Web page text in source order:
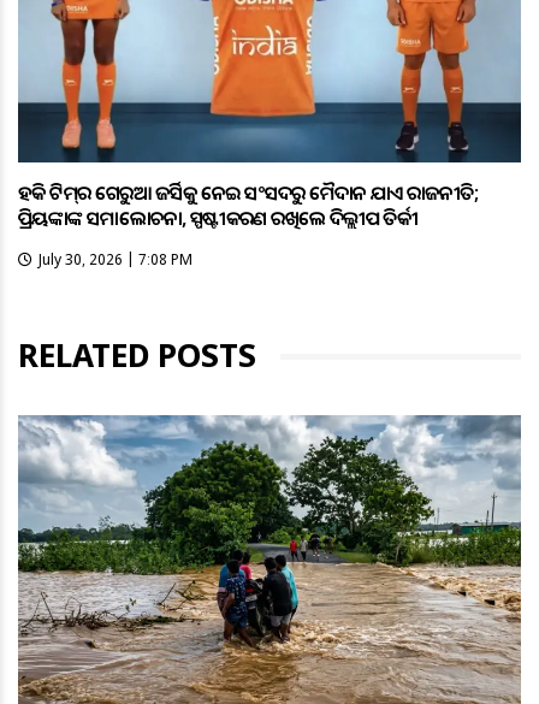
ହକି ଟିମ୍‌ର ଗେରୁଆ ଜର୍ସିକୁ ନେଇ ସଂସଦରୁ ମୈଦାନ ଯାଏଁ ରାଜନୀତି;
ପ୍ରିୟଙ୍କାଙ୍କ ସମାଲୋଚନା, ସ୍ପଷ୍ଟୀକରଣ ରଖିଲେ ଦିଲ୍ଲୀପ ତିର୍କୀ
July 30, 2026 | 7:08 PM
RELATED POSTS